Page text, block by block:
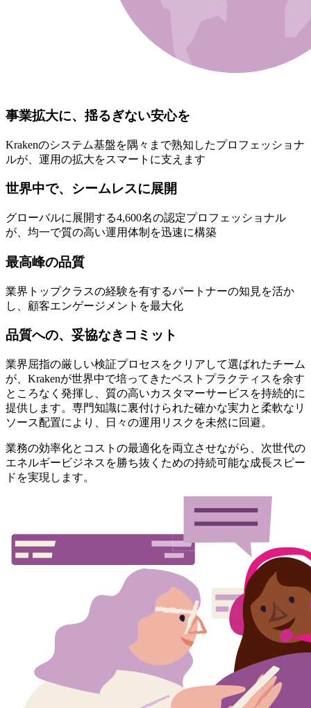
事業拡大に、揺るぎない安心を
Krakenのシステム基盤を隅々まで熟知したプロフェッショナ
ルが、運用の拡大をスマートに支えます
世界中で、シームレスに展開
グローバルに展開する4,600名の認定プロフェッショナル
が、均一で質の高い運用体制を迅速に構築
最高峰の品質
業界トップクラスの経験を有するパートナーの知見を活か
し、顧客エンゲージメントを最大化
品質への、妥協なきコミット
業界屈指の厳しい検証プロセスをクリアして選ばれたチーム
が、Krakenが世界中で培ってきたベストプラクティスを余す
ところなく発揮し、質の高いカスタマーサービスを持続的に
提供します。専門知識に裏付けられた確かな実力と柔軟なリ
ソース配置により、日々の運用リスクを未然に回避。
業務の効率化とコストの最適化を両立させながら、次世代の
エネルギービジネスを勝ち抜くための持続可能な成長スピー
ドを実現します。